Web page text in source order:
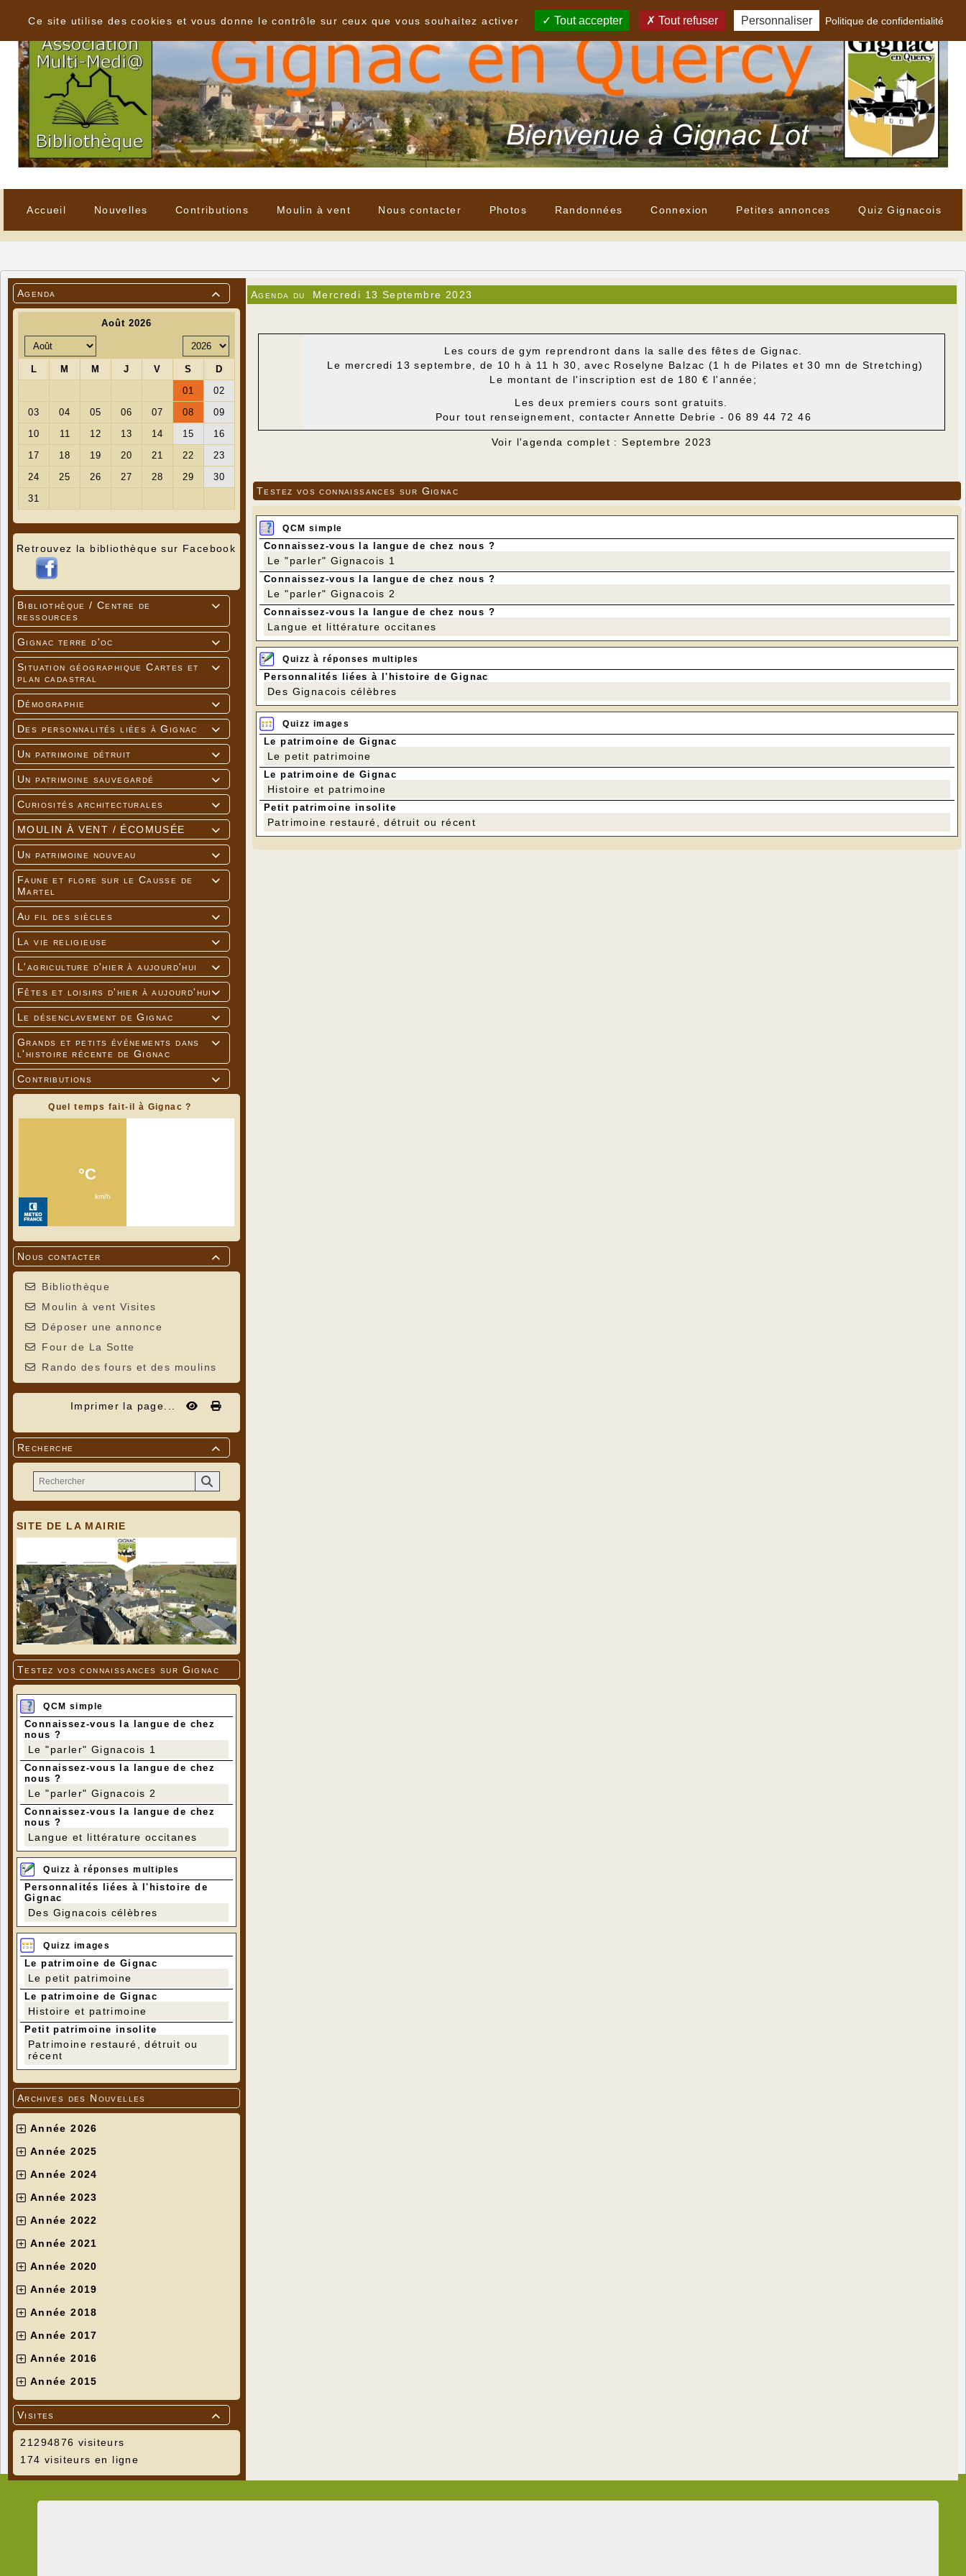
Accueil Nouvelles Contributions Moulin à vent Nous contacter Photos Randonnées Connexion Petites annonces Quiz Gignacois

Agenda
Retrouvez la bibliothèque sur Facebook

Bibliothèque / Centre de
ressources

Gignac terre d'oc

Situation géographique Cartes et
plan cadastral

Démographie

Des personnalités liées à Gignac

Un patrimoine détruit

Un patrimoine sauvegardé

Curiosités architecturales

MOULIN À VENT / ÉCOMUSÉE

Un patrimoine nouveau

Faune et flore sur le Causse de
Martel

Au fil des siècles

La vie religieuse

L'agriculture d'hier à aujourd'hui

Fêtes et loisirs d'hier à aujourd'hui

Le désenclavement de Gignac

Grands et petits événements dans
l'histoire récente de Gignac

Contributions
Quel temps fait-il à Gignac ?

Nous contacter
Bibliothèque
Moulin à vent Visites
Déposer une annonce
Four de La Sotte
Rando des fours et des moulins
Imprimer la page...

Recherche
SITE DE LA MAIRIE
Testez vos connaissances sur Gignac
QCM simple
Connaissez-vous la langue de chez
nous ?
Le "parler" Gignacois 1
Connaissez-vous la langue de chez
nous ?
Le "parler" Gignacois 2
Connaissez-vous la langue de chez
nous ?
Langue et littérature occitanes
Quizz à réponses multiples
Personnalités liées à l'histoire de
Gignac
Des Gignacois célèbres
Quizz images
Le patrimoine de Gignac
Le petit patrimoine
Le patrimoine de Gignac
Histoire et patrimoine
Petit patrimoine insolite
Patrimoine restauré, détruit ou
récent
Archives des Nouvelles
Année 2026
Année 2025
Année 2024
Année 2023
Année 2022
Année 2021
Année 2020
Année 2019
Année 2018
Année 2017
Année 2016
Année 2015

Visites
21294876 visiteurs
174 visiteurs en ligne
Agenda du Mercredi 13 Septembre 2023
Les cours de gym reprendront dans la salle des fêtes de Gignac.
Le mercredi 13 septembre, de 10 h à 11 h 30, avec Roselyne Balzac (1 h de Pilates et 30 mn de Stretching)
Le montant de l'inscription est de 180 € l'année;
Les deux premiers cours sont gratuits.
Pour tout renseignement, contacter Annette Debrie - 06 89 44 72 46
Voir l'agenda complet : Septembre 2023
Testez vos connaissances sur Gignac
QCM simple
Connaissez-vous la langue de chez nous ?
Le "parler" Gignacois 1
Connaissez-vous la langue de chez nous ?
Le "parler" Gignacois 2
Connaissez-vous la langue de chez nous ?
Langue et littérature occitanes
Quizz à réponses multiples
Personnalités liées à l'histoire de Gignac
Des Gignacois célèbres
Quizz images
Le patrimoine de Gignac
Le petit patrimoine
Le patrimoine de Gignac
Histoire et patrimoine
Petit patrimoine insolite
Patrimoine restauré, détruit ou récent
Ce site utilise des cookies et vous donne le contrôle sur ceux que vous souhaitez activer
Tout accepter Tout refuser Personnaliser Politique de confidentialité